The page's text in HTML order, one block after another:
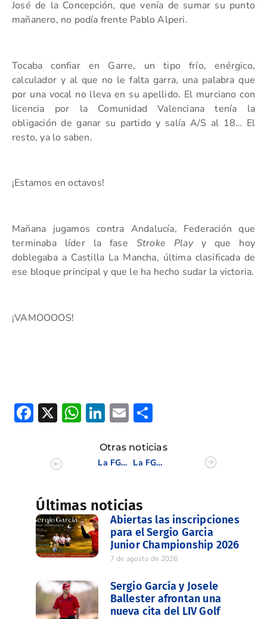
José de la Concepción, que venía de sumar su punto
mañanero, no podía frente Pablo Alperi.
Tocaba confiar en Garre, un tipo frío, enérgico,
calculador y al que no le falta garra, una palabra que
por una vocal no lleva en su apellido. El murciano con
licencia por la Comunidad Valenciana tenía la
obligación de ganar su partido y salía A/S al 18… El
resto, ya lo saben.
¡Estamos en octavos!
Mañana jugamos contra Andalucía, Federación que
terminaba líder la fase Stroke Play y que hoy
doblegaba a Castilla La Mancha, última clasificada de
ese bloque principal y que le ha hecho sudar la victoria.
¡VAMOOOOS!
Facebook
X WhatsApp
LinkedIn
Email
Otras noticias
La FGCV pasa a la fase Match Play del Inter Masculino en quinta posición
La FGCV peleará por un nuevo metal en el Inter Absoluto Masculino
Últimas noticias
Abiertas las inscripciones
para el Sergio Garcia
Junior Championship 2026
7 de agosto de 2026
Sergio García y Josele
Ballester afrontan una
nueva cita del LIV Golf